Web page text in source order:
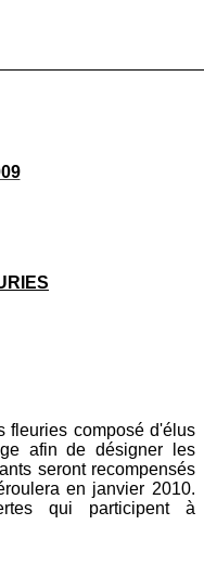
fleuries composé d'élus
afin de désigner les
seront recompensés
en janvier 2010.
qui participent à